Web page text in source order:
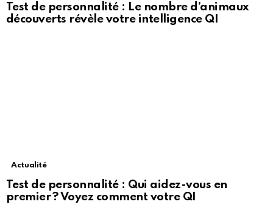
Test de personnalité : Le nombre d’animaux
découverts révèle votre intelligence QI
Actualité
Test de personnalité : Qui aidez-vous en
premier ? Voyez comment votre QI